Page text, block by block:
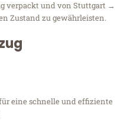
verpackt und von Stuttgart →
Zustand zu gewährleisten.
eine schnelle und effiziente